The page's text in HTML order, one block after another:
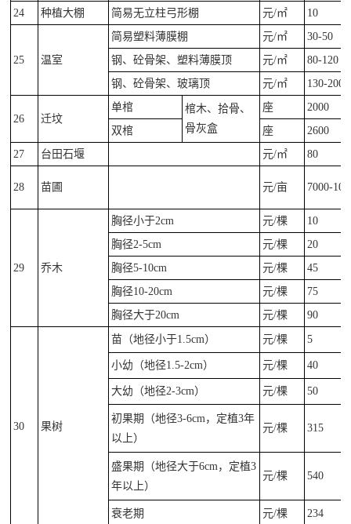
24 种植大棚 简易无立柱弓形棚 元/㎡ 10
25 温室
简易塑料薄膜棚 元/㎡
30-50
钢、砼骨架、塑料薄膜顶
元/㎡
80-120
钢、砼骨架、玻璃顶
元/㎡ 130-200
26 迁坟
单棺
棺木、拾骨、
骨灰盒
座
2000
双棺
座
2600
27
台田石堰 元/㎡ 80
28 苗圃 元/亩 7000-
29 乔木
胸径小于2cm 元/棵
10
胸径2-5cm
元/棵
20
胸径5-10cm
元/棵
45
胸径10-20cm
元/棵
75
胸径大于20cm
元/棵 90
30 果树
苗（地径小于1.5cm） 元/棵 5
小幼（地径1.5-2cm） 元/棵 40
大幼（地径2-3cm） 元/棵 50
初果期（地径3-6cm，定植3年
以上）
元/棵 315
盛果期（地径大于6cm，定植3
年以上）
元/棵 540
衰老期 元/棵 234